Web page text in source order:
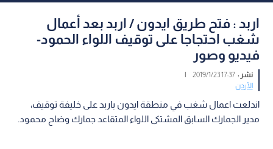
اربد : فتح طريق ايدون / اربد بعد أعمال
شغب احتجاجا على توقيف اللواء الحمود-
فيديو وصور
نشر :17:37 2019/1/23
|
الأردن
اندلعت اعمال شغب في منطقة ايدون باربد على خليفة توقيف،
مدير الجمارك السابق المشتكى اللواء المتقاعد جمارك وضاح محمود.